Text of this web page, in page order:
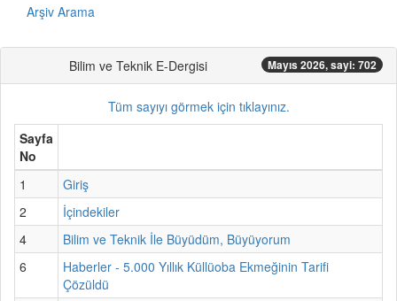
Arşiv Arama
Bilim ve Teknik E-Dergisi Mayıs 2026, sayi: 702
Tüm sayıyı görmek için tıklayınız.
Sayfa
No
1
Giriş
2
İçindekiler
4
Bilim ve Teknik İle Büyüdüm, Büyüyorum
6
Haberler - 5.000 Yıllık Küllüoba Ekmeğinin Tarifi
Çözüldü